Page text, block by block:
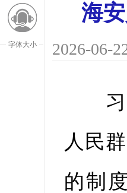
字体大小
海
2026-06-
习近
人民
的制